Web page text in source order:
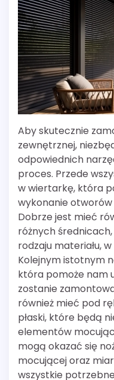
Aby skutecznie
zewnętrznej,
odpowiednich
proces. Przede
w wiertarkę, która
wykonanie otworów
Dobrze jest mieć
różnych
rodzaju materiału,
Kolejnym istotnym
która pomoże nam
zostanie
również mieć pod
płaski, które będą
elementów
mogą okazać się
mocującej oraz
wszystkie